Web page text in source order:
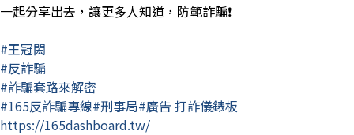
一起分享出去，讓更多人知道，防範詐騙❗
#王冠閎
#反詐騙
#詐騙套路來解密
#165反詐騙專線#刑事局#廣告 打詐儀錶板
https://165dashboard.tw/